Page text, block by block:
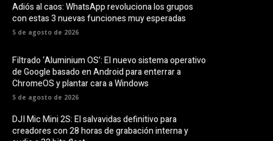
Adiós al caos: WhatsApp revoluciona los grupos
con estas 3 nuevas funciones muy esperadas
5 de agosto de 2026
Filtrado ‘Aluminium OS’: El nuevo sistema operativo
de Google basado en Android para enterrar a
ChromeOS y plantar cara a Windows
5 de agosto de 2026
DJI Mic Mini 2S: El salvavidas definitivo para
creadores con 28 horas de grabación interna y